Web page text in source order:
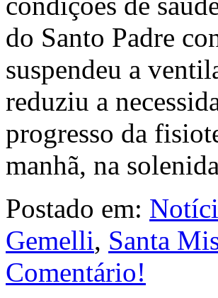
do Santo Padre
suspendeu a
reduziu a
progresso da
manhã, na
Postado em:
Gemelli, Santa
Comentário!